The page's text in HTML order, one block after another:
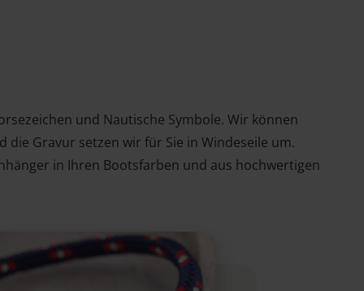
und Nautische Symbole. Wir können
die Gravur setzen wir für Sie in Windeseile um.
in Ihren Bootsfarben und aus hochwertigen